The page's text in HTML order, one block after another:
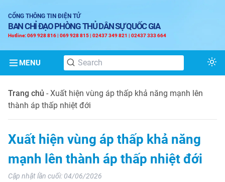
CỔNG THÔNG TIN ĐIỆN TỬ
BAN CHỈ ĐẠO PHÒNG THỦ DÂN SỰ QUỐC GIA
Hotline: 069 928 816 | 069 928 815 | 02437 349 821 | 02437 333 664
MENU
Trang chủ - Xuất hiện vùng áp thấp khả năng mạnh lên
thành áp thấp nhiệt đới
Xuất hiện vùng áp thấp khả năng
mạnh lên thành áp thấp nhiệt đới
Cập nhật lần cuối: 04/06/2026